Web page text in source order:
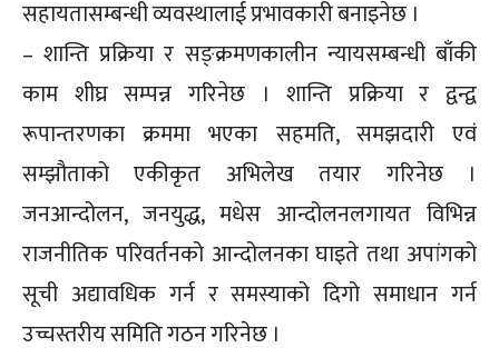
सहायतासम्बन्धी व्यवस्थालाई प्रभावकारी बनाइनेछ ।
– शान्ति प्रक्रिया र सङ्क्रमणकालीन न्यायसम्बन्धी बाँकी
काम शीघ्र सम्पन्न गरिनेछ । शान्ति प्रक्रिया र द्वन्द्व
रूपान्तरणका क्रममा भएका सहमति, समझदारी एवं
सम्झौताको एकीकृत अभिलेख तयार गरिनेछ ।
जनआन्दोलन, जनयुद्ध, मधेस आन्दोलनलगायत विभिन्न
राजनीतिक परिवर्तनको आन्दोलनका घाइते तथा अपांगको
सूची अद्यावधिक गर्न र समस्याको दिगो समाधान गर्न
उच्चस्तरीय समिति गठन गरिनेछ ।